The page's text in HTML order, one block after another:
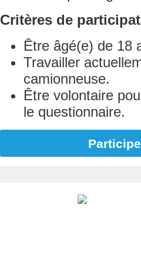
Critères de
Être âgé(e) de 18
Travailler
camionneuse.
Être volontaire
le questionnaire.